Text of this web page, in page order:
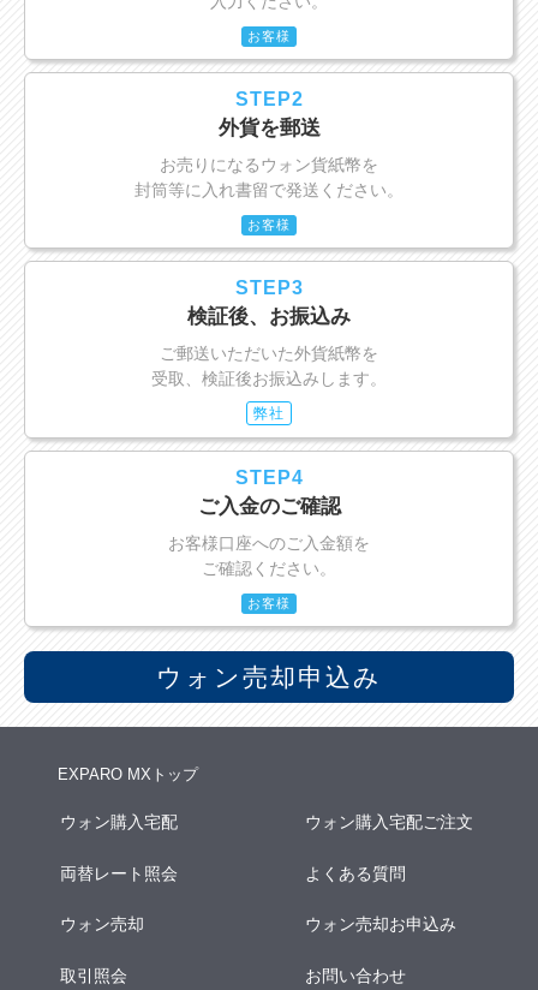
お客様
STEP2
外貨を郵送
お売りになるウォン貨紙幣を
封筒等に入れ書留で発送ください。
お客様
STEP3
検証後、お振込み
ご郵送いただいた外貨紙幣を
受取、検証後お振込みします。
弊社
STEP4
ご入金のご確認
お客様口座へのご入金額を
ご確認ください。
お客様
ウォン売却申込み
EXPARO MXトップ
ウォン購入宅配 ウォン購入宅配ご注文
両替レート照会 よくある質問
ウォン売却 ウォン売却お申込み
取引照会 お問い合わせ